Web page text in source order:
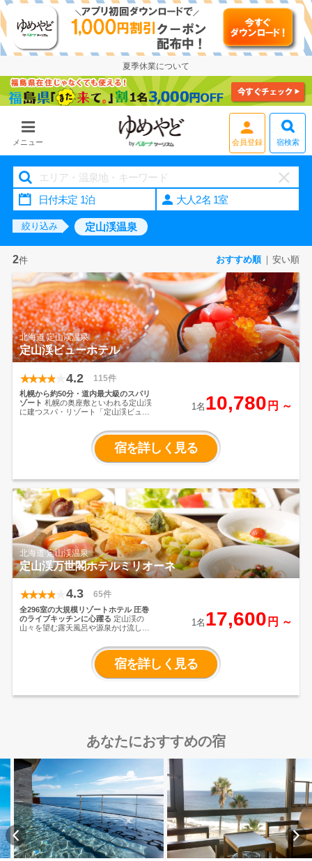
夏季休業について
メニュー 会員登録 宿検索
大人2名 1室
絞り込み 定山渓温泉
2件 おすすめ順 安い順
北海道 定山渓温泉
定山渓ビューホテル
4.2 115件
札幌から約50分・道内最大級のスパリ
ゾート 札幌の奥座敷といわれる定山渓
に建つスパ・リゾート「定山渓ビュー
鮪を盛って作る海鮮丼が大好評！多種
多様な浴槽を備えた大浴場や、旬の味
覚を楽しめる王道のブッフェレストラ
総面積4000㎡を誇る屋内温水アミュ
1名 10,780 円 ～
宿を詳しく見る
北海道 定山渓温泉
定山渓万世閣ホテルミリオーネ
4.3 65件
全296室の大規模リゾートホテル圧巻
のライブキッチンに心躍る 定山渓の
山々を望む露天風呂や源泉かけ流しの
北海道の野菜や魚介をメインに
使用した多彩なお料理も魅力です。
1名 17,600 円 ～
宿を詳しく見る
あなたにおすすめの宿